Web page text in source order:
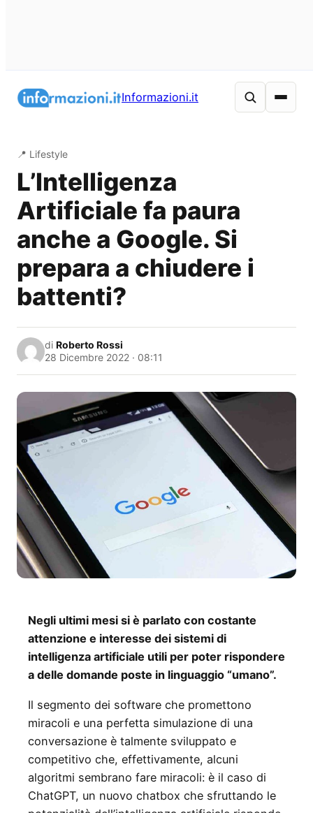
Informazioni.it
📍 Lifestyle
L’Intelligenza
Artificiale fa paura
anche a Google. Si
prepara a chiudere i
battenti?
di Roberto Rossi
28 Dicembre 2022 · 08:11
Negli ultimi mesi si è parlato con costante
attenzione e interesse dei sistemi di
intelligenza artificiale utili per poter rispondere
a delle domande poste in linguaggio “umano”.
Il segmento dei software che promettono
miracoli e una perfetta simulazione di una
conversazione è talmente sviluppato e
competitivo che, effettivamente, alcuni
algoritmi sembrano fare miracoli: è il caso di
ChatGPT, un nuovo chatbox che sfruttando le